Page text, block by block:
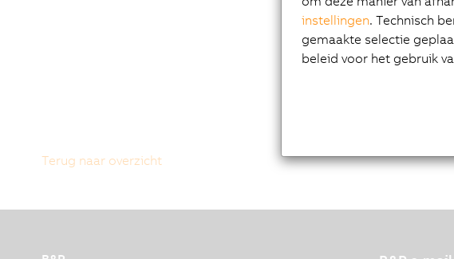
Terug naar overzicht
instellingen. Technisch
gemaakte selectie
beleid voor het gebruik